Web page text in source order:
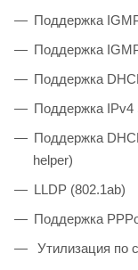
Поддержка
Поддержка
Поддержка
Поддержка IPv4
Поддержка
helper)
LLDP (802.1ab)
Поддержка
Утилизация по